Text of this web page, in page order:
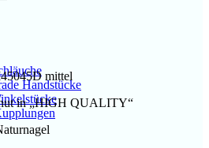
Handstücke
mittel
in „HIGH QUALITY“